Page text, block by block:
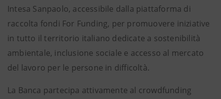
Intesa Sanpaolo, accessibile dalla piattaforma di
raccolta fondi For Funding, per promuovere iniziative
in tutto il territorio italiano dedicate a sostenibilità
ambientale, inclusione sociale e accesso al mercato
del lavoro per le persone in difficoltà.
La Banca partecipa attivamente al crowdfunding